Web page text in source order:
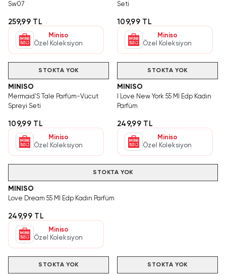
Sw07
259,99 TL
Miniso
Özel Koleksiyon
Seti
109,99 TL
Miniso
Özel Koleksiyon
STOKTA YOK
MINISO
Mermaid'S Tale Parfüm-Vücut
Spreyi Seti
109,99 TL
Miniso
Özel Koleksiyon
STOKTA YOK
MINISO
I Love New York 55 Ml Edp Kadın
Parfüm
249,99 TL
Miniso
Özel Koleksiyon
STOKTA YOK
MINISO
Love Dream 55 Ml Edp Kadın Parfüm
249,99 TL
Miniso
Özel Koleksiyon
STOKTA YOK STOKTA YOK